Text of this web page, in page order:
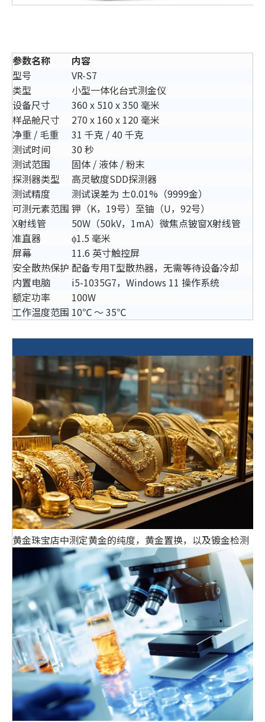
参数名称
内容
型号
VR-S7
类型
小型一体化台式测金仪
设备尺寸
360 x 510 x 350 毫米
样品舱尺寸
270 x 160 x 120 毫米
净重 / 毛重
31 千克 / 40 千克
测试时间
30 秒
测试范围
固体 / 液体 / 粉末
探测器类型
高灵敏度SDD探测器
测试精度
测试误差为 ±0.01%（9999金）
可测元素范围 钾（K，19号）至铀（U，92号）
X射线管
50W（50kV，1mA）微焦点铍窗X射线管
准直器
ϕ1.5 毫米
屏幕
11.6 英寸触控屏
安全散热保护 配备专用T型散热器，无需等待设备冷却
内置电脑
i5-1035G7，Windows 11 操作系统
额定功率
100W
工作温度范围 10℃ ～ 35℃
黄金珠宝店中测定黄金的纯度，黄金置换，以及镀金检测